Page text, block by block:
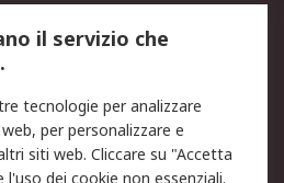
Informativa Privacy -
Aggiornata
Termini d'uso
il servizio che
tecnologie per analizzare
per personalizzare e
siti web. Cliccare su "Accetta
dei cookie non essenziali.